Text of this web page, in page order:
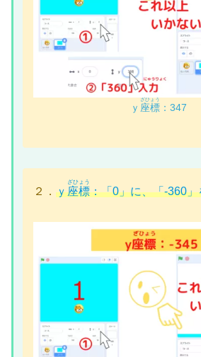
ｙ 座標
ざひょう
：347
２． ｙ座標
ざひょう
：「0」に、「-360」